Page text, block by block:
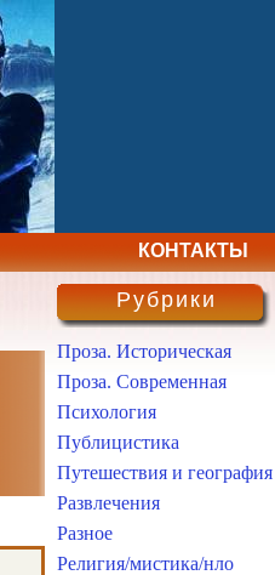
КОНТАКТЫ
Рубрики
Проза. Историческая
Проза. Современная
Психология
Публицистика
Путешествия и география
Развлечения
Разное
Религия/мистика/нло